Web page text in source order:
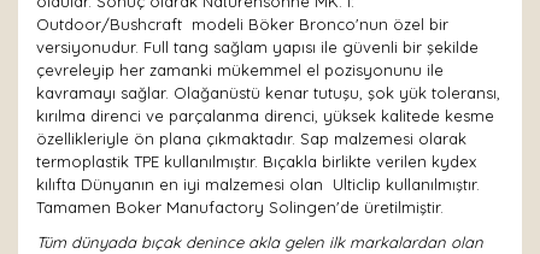
Outdoor/Bushcraft modeli Böker Bronco'nun özel bir
versiyonudur. Full tang sağlam yapısı ile güvenli bir şekilde
çevreleyip her zamanki mükemmel el pozisyonunu ile
kavramayı sağlar. Olağanüstü kenar tutuşu, şok yük toleransı,
kırılma direnci ve parçalanma direnci, yüksek kalitede kesme
özellikleriyle ön plana çıkmaktadır. Sap malzemesi olarak
termoplastik TPE kullanılmıştır. Bıçakla birlikte verilen kydex
kılıfta Dünyanın en iyi malzemesi olan Ulticlip kullanılmıştır.
Tamamen Boker Manufactory Solingen'de üretilmiştir.
Tüm dünyada bıçak denince akla gelen ilk markalardan olan